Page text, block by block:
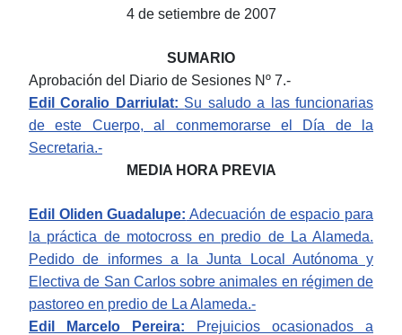
4de setiembre de 2007
SUMARIO
Aprobación del Diario de Sesiones Nº 7.-
Edil Coralio Darriulat: Su saludo a las funcionarias
de este Cuerpo, al conmemorarse el Día de la
Secretaria.-
MEDIA HORA PREVIA
Edil Oliden Guadalupe: Adecuación de espacio para
la práctica de motocross en predio de La Alameda.
Pedido de informes a la Junta Local Autónoma y
Electiva de San Carlos sobre animales en régimen de
pastoreo en predio de La Alameda.-
Edil Marcelo Pereira: Prejuicios ocasionados a